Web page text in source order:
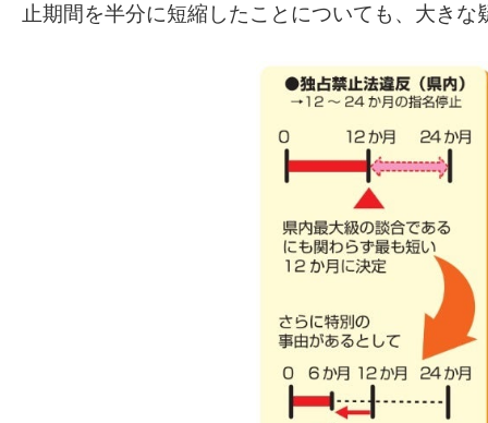
止期間を半分に短縮したことについても、大きな